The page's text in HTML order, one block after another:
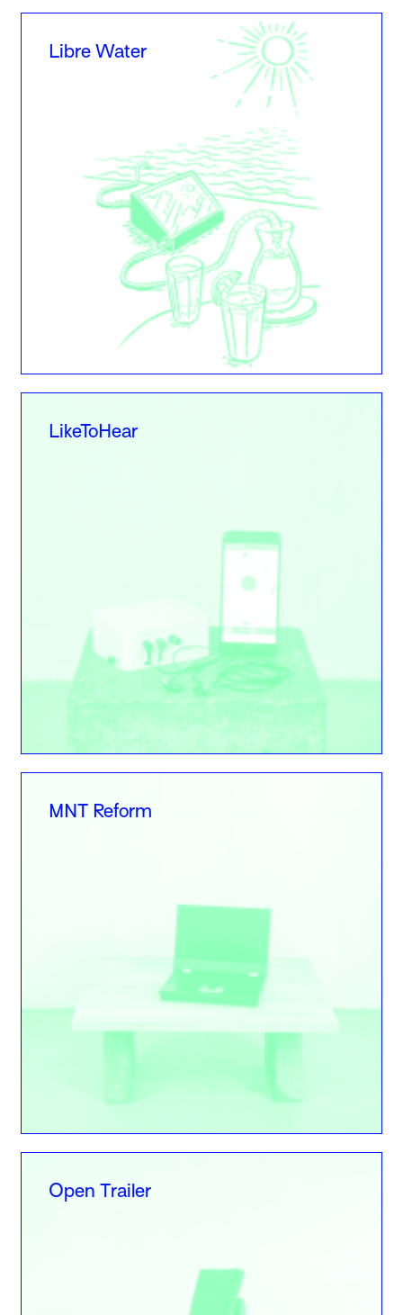
Libre Water
Libre Water
LikeToHear
LikeToHear
MNT Reform
MNT Reform
Open Trailer
Open Trailer